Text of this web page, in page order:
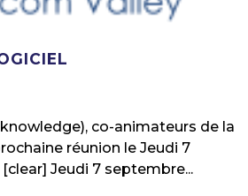
co-animateurs de la
réunion le Jeudi 7
Jeudi 7 septembre...